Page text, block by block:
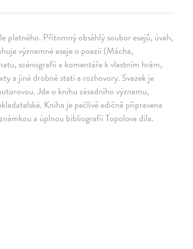
platného. Přítomný obsáhlý soubor esejů, úvah,
významné eseje o poezii (Mácha,
scénografii a komentáře k vlastním hrám,
a jiné drobné stati a rozhovory. Svazek je
Jde o knihu zásadního významu,
Kniha je pečlivě edičně připravena
a úplnou bibliografií Topolova díla.